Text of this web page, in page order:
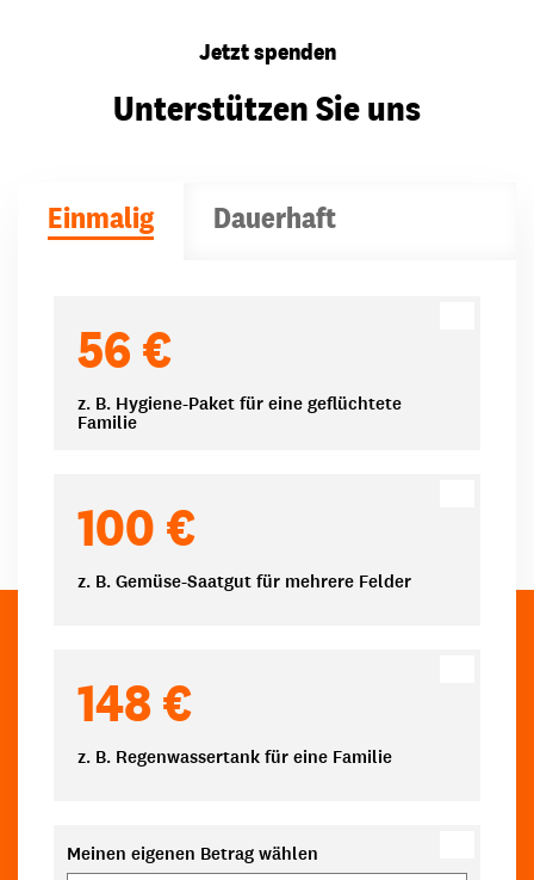
Jetzt spenden
Unterstützen Sie uns
Einmalig Dauerhaft
56 €
z. B. Hygiene-Paket für eine geflüchtete
Familie
100 €
z. B. Gemüse-Saatgut für mehrere Felder
148 €
z. B. Regenwassertank für eine Familie
Meinen eigenen Betrag wählen